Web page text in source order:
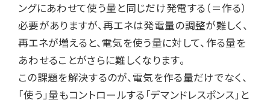
ングにあわせて使う量と同じだけ発電する（＝作る）
必要がありますが、再エネは発電量の調整が難しく、
再エネが増えると、電気を使う量に対して、作る量を
あわせることがさらに難しくなります。​
この課題を解決するのが、電気を作る量だけでなく、
「使う」量もコントロールする「デマンドレスポンス」と